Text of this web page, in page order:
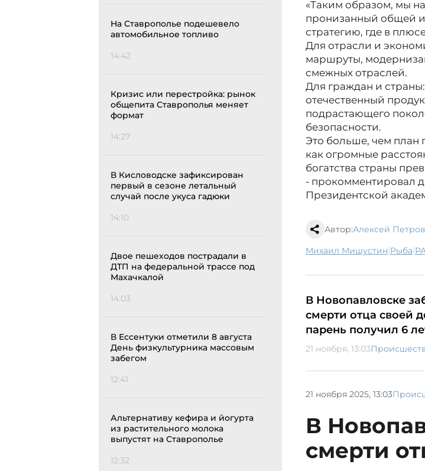
На Ставрополье подешевело
автомобильное топливо
14:42
Кризис или перестройка: рынок
общепита Ставрополья меняет
формат
14:27
В Кисловодске зафиксирован
первый в сезоне летальный
случай после укуса гадюки
14:10
Двое пешеходов пострадали в
ДТП на федеральной трассе под
Махачкалой
14:03
В Ессентуки отметили 8 августа
День физкультурника массовым
забегом
12:41
Альтернативу кефира и йогурта
из растительного молока
выпустят на Ставрополье
12:32
«Таким образом, мы
пронизанный общей
стратегию, где в
Для отрасли и
маршруты,
смежных отраслей.
Для граждан и
отечественный
подрастающего
безопасности.
Это больше, чем план
как огромные
богатства страны
- прокомментировал
Президентской
Автор:Алексей Петров
Михаил Мишустин| рыба|
В Новопавловске
смерти отца своей
парень получил 6
21 ноября, 13:03
21 ноября 2025, 13:03
В
смерти